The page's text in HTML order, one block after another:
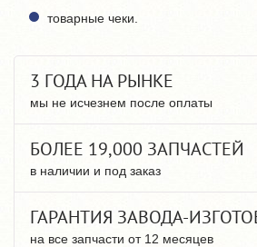
товарные чеки.
3 ГОДА НА РЫНКЕ
мы не исчезнем после оплаты
БОЛЕЕ 19,000 ЗАПЧАСТЕЙ
в наличии и под заказ
ГАРАНТИЯ ЗАВОДА-
на все запчасти от 12 месяцев